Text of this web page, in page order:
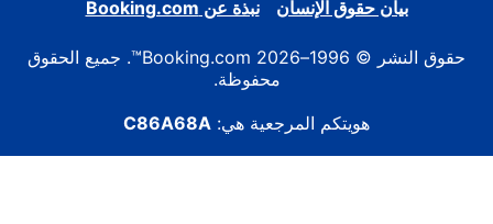
بيان حقوق الإنسان
نبذة عن Booking.com
حقوق النشر © 1996–2026 Booking.com™. جميع الحقوق
محفوظة.
هويتكم المرجعية هي: C86A68A